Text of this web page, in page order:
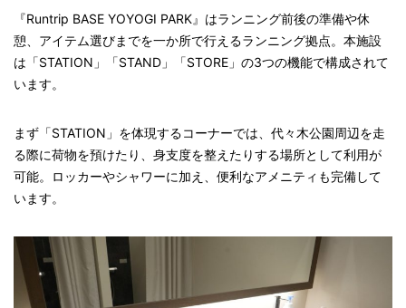
『Runtrip BASE YOYOGI PARK』はランニング前後の準備や休
憩、アイテム選びまでを一か所で行えるランニング拠点。本施設
は「STATION」「STAND」「STORE」の3つの機能で構成されて
います。
まず「STATION」を体現するコーナーでは、代々木公園周辺を走
る際に荷物を預けたり、身支度を整えたりする場所として利用が
可能。ロッカーやシャワーに加え、便利なアメニティも完備して
います。